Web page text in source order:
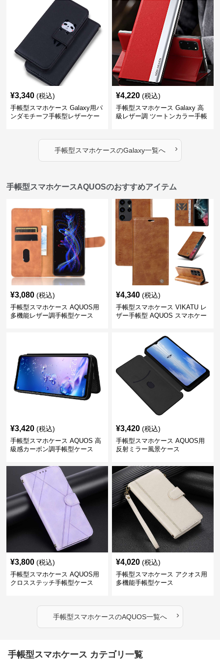
¥3,340 (税込)
手帳型スマホケース Galaxy用パ
ンダモチーフ手帳型レザーケー
¥4,220 (税込)
手帳型スマホケース Galaxy 高
級レザー調 ツートンカラー手帳
手帳型スマホケースのGalaxy一覧へ ›
手帳型スマホケースAQUOSのおすすめアイテム
¥3,080 (税込)
手帳型スマホケース AQUOS用
多機能レザー調手帳型ケース
¥4,340 (税込)
手帳型スマホケース VIKATU レ
ザー手帳型 AQUOS スマホケー
¥3,420 (税込)
手帳型スマホケース AQUOS 高
級感カーボン調手帳型ケース
¥3,420 (税込)
手帳型スマホケース AQUOS用
反射ミラー風景ケース
¥3,800 (税込)
手帳型スマホケース AQUOS用
クロスステッチ手帳型ケース
¥4,020 (税込)
手帳型スマホケース アクオス用
多機能手帳型ケース
手帳型スマホケースのAQUOS一覧へ ›
手帳型スマホケース カテゴリ一覧